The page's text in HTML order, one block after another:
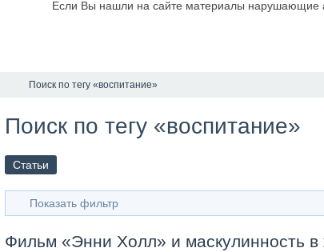
Если Вы нашли на сайте материалы нарушающие
Поиск по тегу «воспитание»
Поиск по тегу «воспитание»
Статьи
Показать фильтр
Фильм «Энни Холл» и маскулинность в